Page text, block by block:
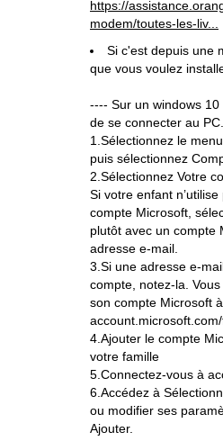
https://
modem/toutes-les-liv...
Si c'est depuis une
que vous voulez
---- Sur un windows
de se connecter au PC.
1.Sélectionnez le
puis sélectionnez
2.Sélectionnez Votre
Si votre enfant
compte Microsoft,
plutôt avec un compte
adresse e-mail.
3.Si une adresse e-
compte, notez-la.
son compte Microsoft
account.microsoft.com/
4.Ajouter le compte
votre famille
5.Connectez-vous à
6.Accédez à
ou modifier ses
Ajouter.